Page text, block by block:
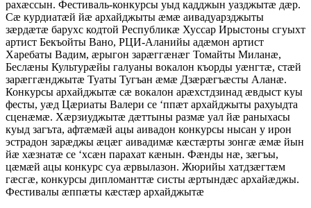
рахæссын. Фестиваль-конкурсы уыд кадджын уазджытæ дæр.
Сæ курдиатæй йæ архайджыты æмæ аивадуарзджыты
зæрдæтæ барухс кодтой Республикæ Хуссар Ирыстоны сгуыхт
артист Бекъойты Вано, РЦИ-Аланийы адæмон артист
Харебаты Вадим, æрыгон зарæггæнæг Томайты Миланæ,
Беслæны Культурæйы галуаны вокалон къорды уæнгтæ, стæй
зарæггæнджытæ Туаты Тугъан æмæ Дзæрæгъæсты Аланæ.
Конкурсы архайджытæ сæ вокалон арæхстдзинад æвдыст куы
фесты, уæд Цæриаты Валери се ‘ппæт архайджыты рахуыдта
сценæмæ. Хæрзиуджытæ дæттыны размæ уал йæ раныхасы
куыд загъта, афтæмæй ацы аивадон конкурсы нысан у ирон
эстрадон зарæджы æцæг аивадимæ кæстæрты зонгæ æмæ йын
йæ хæзнатæ се ‘хсæн парахат кæнын. Фæнды нæ, зæгъы,
цæмæй ацы конкурс суа æрвылазон. Жюрийы хатдзæгтæм
гæсгæ, конкурсы дипломанттæ систы æртындæс архайæджы.
Фестивалы æппæты кæстæр архайджытæ